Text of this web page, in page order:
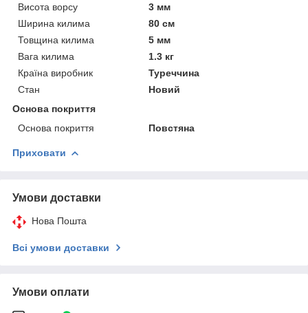
Висота ворсу
3 мм
Ширина килима
80 см
Товщина килима
5 мм
Вага килима
1.3 кг
Країна виробник
Туреччина
Стан
Новий
Основа покриття
Основа покриття
Повстяна
Приховати
Умови доставки
Нова Пошта
Всі умови доставки
Умови оплати